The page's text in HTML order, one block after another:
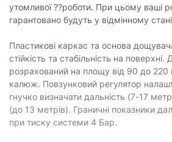
утомливої ??роботи. При цьому ваші
гарантовано будуть у відмінному
Пластикові каркас та основа
стійкість та стабільність на
розрахований на площу від 90 до 220
калюж. Повзунковий регулятор
гнучко визначати дальність (7-17
(до 13 метрів). Граничні показники
при тиску системи 4 Бар.